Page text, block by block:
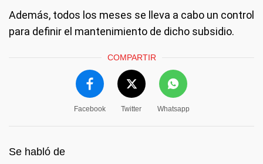
Además, todos los meses se lleva a cabo un control
para definir el mantenimiento de dicho subsidio.
COMPARTIR
Facebook Twitter Whatsapp
Se habló de